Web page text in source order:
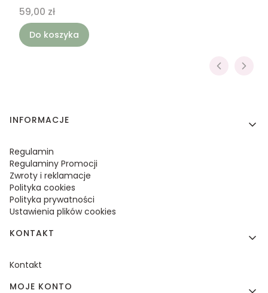
Cena
59,00 zł
Do koszyka
Linki w stopce
INFORMACJE
Regulamin
Regulaminy Promocji
Zwroty i reklamacje
Polityka cookies
Polityka prywatności
Ustawienia plików cookies
KONTAKT
Kontakt
MOJE KONTO